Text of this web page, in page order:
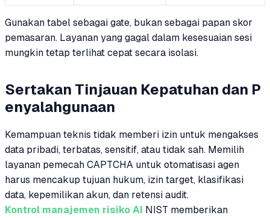
Gunakan tabel sebagai gate, bukan sebagai papan skor
pemasaran. Layanan yang gagal dalam kesesuaian sesi
mungkin tetap terlihat cepat secara isolasi.
Sertakan Tinjauan Kepatuhan dan P
enyalahgunaan
Kemampuan teknis tidak memberi izin untuk mengakses
data pribadi, terbatas, sensitif, atau tidak sah. Memilih
layanan pemecah CAPTCHA untuk otomatisasi agen
harus mencakup tujuan hukum, izin target, klasifikasi
data, kepemilikan akun, dan retensi audit.
Kontrol manajemen risiko AI NIST memberikan